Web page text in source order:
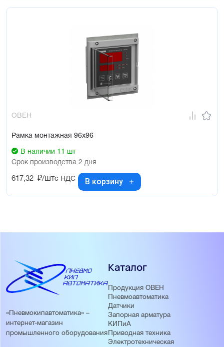
ОВЕН
Рамка монтажная 96х96
В наличии 11 шт
Срок производства 2 дня
617,32 ₽/штс НДС В корзину
«Пневмокипавтоматика» –
интернет-магазин
промышленного оборудования
Каталог
Продукция ОВЕН
Пневмоавтоматика
Датчики
Запорная арматура
КИПиА
Приводная техника
Электротехническая